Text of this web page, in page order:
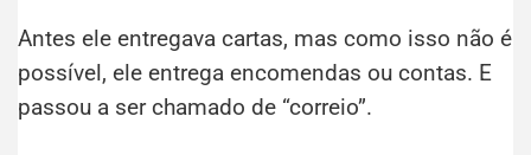
Antes ele entregava cartas, mas como isso não é
possível, ele entrega encomendas ou contas. E
passou a ser chamado de “correio”.